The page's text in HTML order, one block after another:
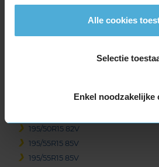
Alle cookies
Selectie
Enkel noodzakelijke
185/65R15 88H
195/50R15 82V
195/55R15 85V
195/55R15 85V